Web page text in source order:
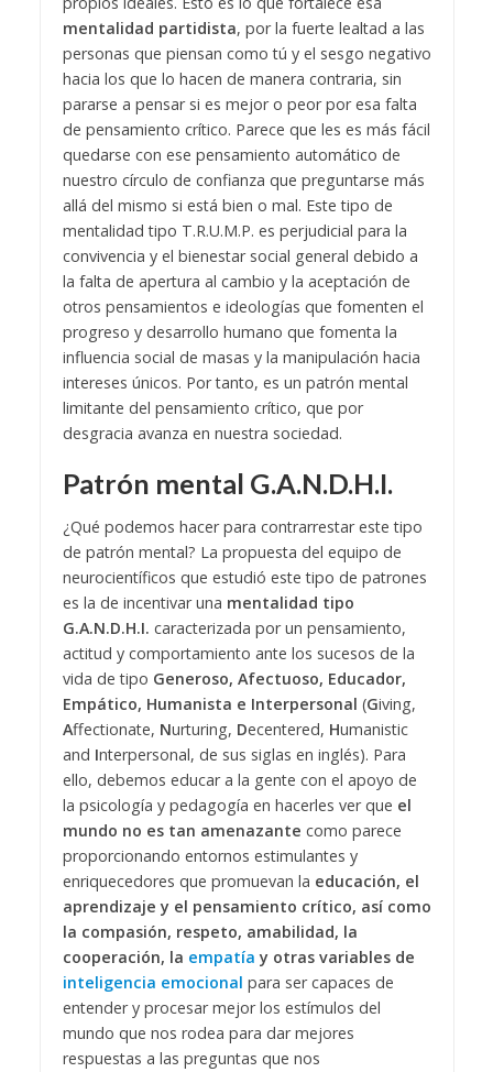
mentalidad partidista, por la fuerte lealtad a las
personas que piensan como tú y el sesgo negativo
hacia los que lo hacen de manera contraria, sin
pararse a pensar si es mejor o peor por esa falta
de pensamiento crítico. Parece que les es más fácil
quedarse con ese pensamiento automático de
nuestro círculo de confianza que preguntarse más
allá del mismo si está bien o mal. Este tipo de
mentalidad tipo T.R.U.M.P. es perjudicial para la
convivencia y el bienestar social general debido a
la falta de apertura al cambio y la aceptación de
otros pensamientos e ideologías que fomenten el
progreso y desarrollo humano que fomenta la
influencia social de masas y la manipulación hacia
intereses únicos. Por tanto, es un patrón mental
limitante del pensamiento crítico, que por
desgracia avanza en nuestra sociedad.
Patrón mental G.A.N.D.H.I.
¿Qué podemos hacer para contrarrestar este tipo
de patrón mental? La propuesta del equipo de
neurocientíficos que estudió este tipo de patrones
es la de incentivar una mentalidad tipo
G.A.N.D.H.I. caracterizada por un pensamiento,
actitud y comportamiento ante los sucesos de la
vida de tipo Generoso, Afectuoso, Educador,
Empático, Humanista e Interpersonal (Giving,
Affectionate, Nurturing, Decentered, Humanistic
and Interpersonal, de sus siglas en inglés). Para
ello, debemos educar a la gente con el apoyo de
la psicología y pedagogía en hacerles ver que el
mundo no es tan amenazante como parece
proporcionando entornos estimulantes y
enriquecedores que promuevan la educación, el
aprendizaje y el pensamiento crítico, así como
la compasión, respeto, amabilidad, la
cooperación, la empatía y otras variables de
inteligencia emocional para ser capaces de
entender y procesar mejor los estímulos del
mundo que nos rodea para dar mejores
respuestas a las preguntas que nos